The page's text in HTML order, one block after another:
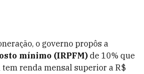
o governo propôs a
mínimo (IRPFM) de 10% que
renda mensal superior a R$